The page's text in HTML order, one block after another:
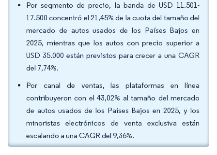
Por segmento de precio, la banda de USD 11.501-
17.500 concentró el 21,45% de la cuota del tamaño del
mercado de autos usados de los Países Bajos en
2025, mientras que los autos con precio superior a
USD 35.000 están previstos para crecer a una CAGR
del 7,74%.
Por canal de ventas, las plataformas en línea
contribuyeron con el 43,02% al tamaño del mercado
de autos usados de los Países Bajos en 2025, y los
minoristas electrónicos de venta exclusiva están
escalando a una CAGR del 9,36%.